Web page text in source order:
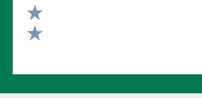
Valuta 3 stelle su 5
Valuta 2 stelle su 5